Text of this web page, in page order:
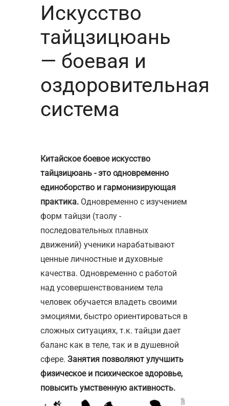
Искусство
тайцзицюань
— боевая и
оздоровительная
система
Китайское боевое искусство
тайцзицюань - это одновременно
единоборство и гармонизирующая
практика. Одновременно с изучением
форм тайцзи (таолу -
последовательных плавных
движений) ученики нарабатывают
ценные личностные и духовные
качества. Одновременно с работой
над усовершенствованием тела
человек обучается владеть своими
эмоциями, быстро ориентироваться в
сложных ситуациях, т.к. тайцзи дает
баланс как в теле, так и в душевной
сфере. Занятия позволяют улучшить
физическое и психическое здоровье,
повысить умственную активность.